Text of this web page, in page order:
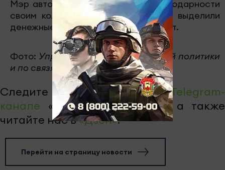
Мэр автограда выразил слова благодарности
своим коллегам. Некоторые из них выделили
денежные средства из своих зарплат.
Фото: Управление информационной политики
и по связям с общественностью
Следите за самым важным вTelegram-
канале «Челны-ТВ»,Youtube, а также
читайте нас в«Дзен».
Перейти на страницу новости